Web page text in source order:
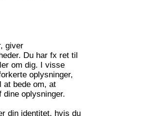
giver
Du har fx ret til
om dig. I visse
oplysninger,
at bede om, at
dine oplysninger.
din identitet, hvis du